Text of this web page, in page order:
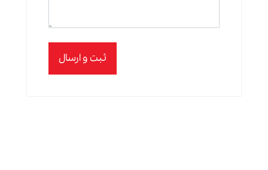
ثبت و ارسال